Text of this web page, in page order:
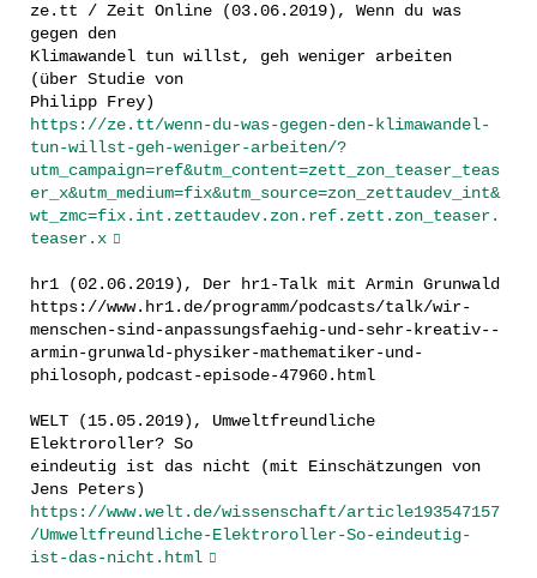
ze.tt / Zeit Online (03.06.2019), Wenn du was
gegen den
Klimawandel tun willst, geh weniger arbeiten
(über Studie von
Philipp Frey)
https://ze.tt/wenn-du-was-gegen-den-klimawandel-
tun-willst-geh-weniger-arbeiten/?
utm_campaign=ref&utm_content=zett_zon_teaser_teas
er_x&utm_medium=fix&utm_source=zon_zettaudev_int&
wt_zmc=fix.int.zettaudev.zon.ref.zett.zon_teaser.
teaser.x
hr1 (02.06.2019), Der hr1-Talk mit Armin Grunwald
https://www.hr1.de/programm/podcasts/talk/wir-
menschen-sind-anpassungsfaehig-und-sehr-kreativ--
armin-grunwald-physiker-mathematiker-und-
philosoph,podcast-episode-47960.html
WELT (15.05.2019), Umweltfreundliche
Elektroroller? So
eindeutig ist das nicht (mit Einschätzungen von
Jens Peters)
https://www.welt.de/wissenschaft/article193547157
/Umweltfreundliche-Elektroroller-So-eindeutig-
ist-das-nicht.html